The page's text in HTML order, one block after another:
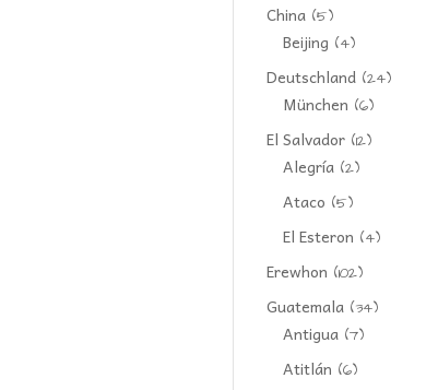
China (5)
Beijing (4)
Deutschland (24)
München (6)
El Salvador (12)
Alegría (2)
Ataco (5)
El Esteron (4)
Erewhon (102)
Guatemala (34)
Antigua (7)
Atitlán (6)